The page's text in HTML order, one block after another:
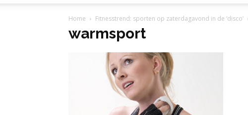
Home Fitnesstrend: sporten op zaterdagavond in de ‘disco’
warmsport